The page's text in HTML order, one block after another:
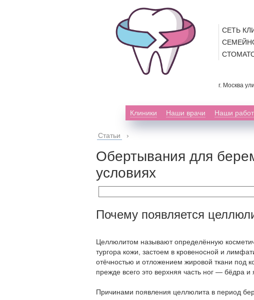
СЕТЬ
г. Москва
Клиники Наши врачи Наши
Статьи ›
Обертывания для
условиях
Почему появляется
Целлюлитом называют определённую
тургора кожи, застоем в кровеносной и
отёчностью и отложением жировой ткани под
прежде всего это верхняя часть ног — бёдра
Причинами появления целлюлита в период